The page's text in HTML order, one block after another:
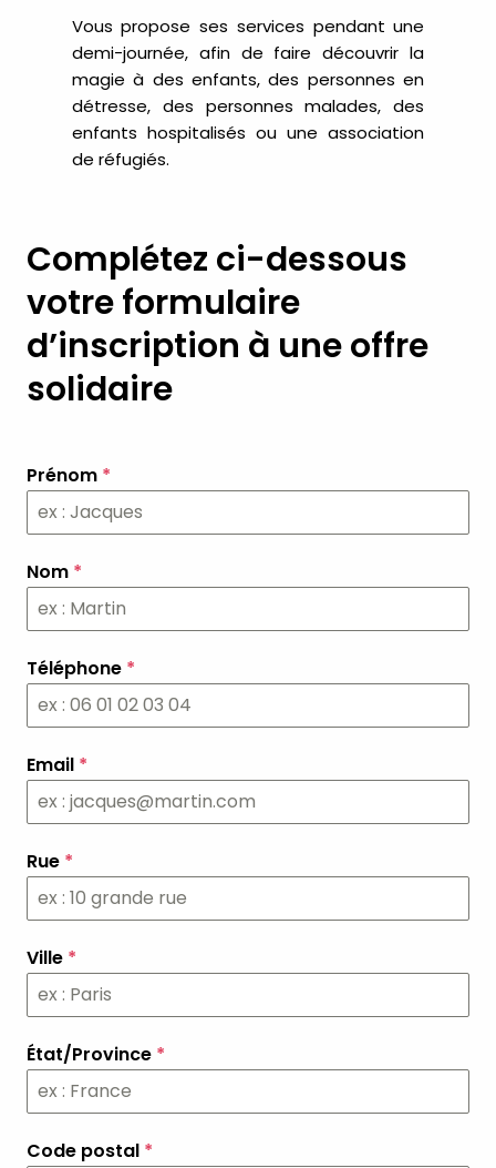
Vous propose ses services pendant une
demi-journée, afin de faire découvrir la
magie à des enfants, des personnes en
détresse, des personnes malades, des
enfants hospitalisés ou une association
de réfugiés.
Complétez ci-dessous
votre formulaire
d’inscription à une offre
solidaire
Prénom *
Nom *
Téléphone *
Email *
Rue *
Ville *
État/Province *
Code postal *